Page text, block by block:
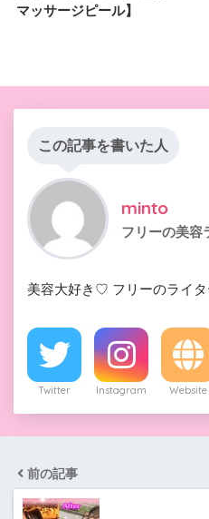
マッサージピール】
この記事を書いた人
minto
フリーの美容
美容大好き♡ フリーのライタ
Twitter Instagram Website
前の記事